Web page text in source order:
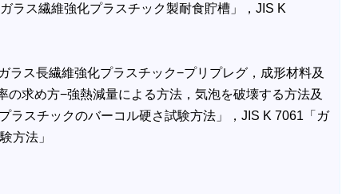
ラス繊維強化プラスチック製耐食貯槽」，JIS K
ス長繊維強化プラスチック−プリプレグ，成形材料及
求め方−強熱減量による方法，気泡を破壊する方法及
ラスチックのバーコル硬さ試験方法」，JIS K 7061「ガ
方法」